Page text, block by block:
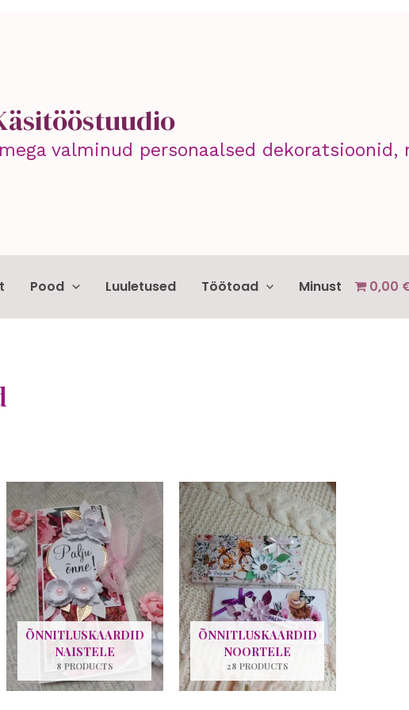
valminud personaalsed dekoratsioonid,
Pood Luuletused Töötoad Minust 0,00
ÕNNITLUSKAARDID
NAISTELE
8 PRODUCTS
ÕNNITLUSKAARDID
NOORTELE
28 PRODUCTS